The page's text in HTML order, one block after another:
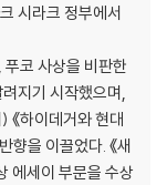
시라크 정부에서
코 사상을 비판한
지기 시작했으며,
《하이데거와 현대
향을 이끌었다. 《새
에세이 부문을 수상